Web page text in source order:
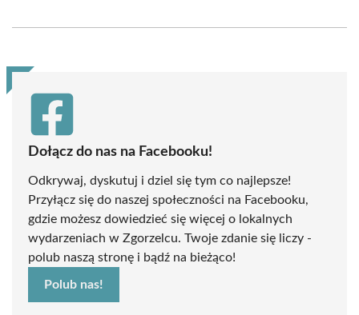
(Twitter)
Dołącz do nas na Facebooku!
Odkrywaj, dyskutuj i dziel się tym co najlepsze!
Przyłącz się do naszej społeczności na Facebooku,
gdzie możesz dowiedzieć się więcej o lokalnych
wydarzeniach w Zgorzelcu. Twoje zdanie się liczy -
polub naszą stronę i bądź na bieżąco!
Polub nas!